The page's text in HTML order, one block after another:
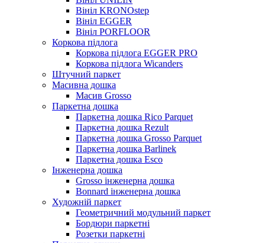
Вініл KRONOstep
Вініл EGGER
Вініл PORFLOOR
Коркова підлога
Коркова підлога EGGER PRO
Коркова підлога Wicanders
Штучний паркет
Масивна дошка
Масив Grosso
Паркетна дошка
Паркетна дошка Rico Parquet
Паркетна дошка Rezult
Паркетна дошка Grosso Parquet
Паркетна дошка Barlinek
Паркетна дошка Esco
Інженерна дошка
Grosso інженерна дошка
Bonnard інженерна дошка
Художній паркет
Геометричний модульний паркет
Бордюри паркетні
Розетки паркетні